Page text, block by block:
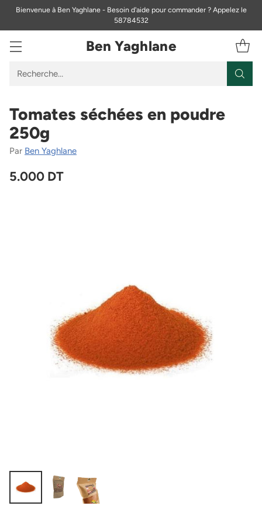
Ben Yaghlane
Recherche…
Bienvenue à Ben Yaghlane - Besoin d'aide pour commander ? Appelez le
58784532
Tomates séchées en poudre
250g
Par Ben Yaghlane
Prix
5.000 DT